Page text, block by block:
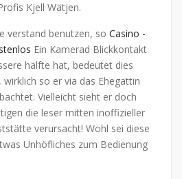
Kjell Wätjen.
verstand benutzen, so Casino -
Ein Kamerad Blickkontakt
hälfte hat, bedeutet dies
so er via das Ehegattin
Vielleicht sieht er doch
die leser mitten inoffizieller
verursacht! Wohl sei diese
Unhöfliches zum Bedienung